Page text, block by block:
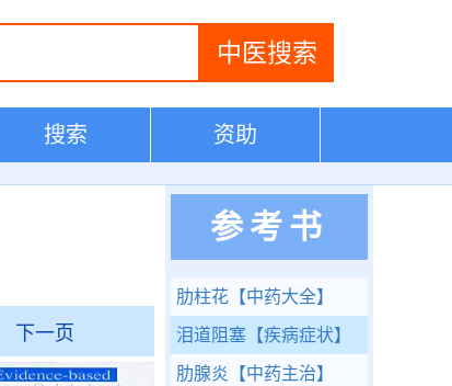
搜索 资助
下一页
参考书
肋柱花 【中药大全】
泪道阻塞 【疾病症状】
肋腺炎 【中药主治】